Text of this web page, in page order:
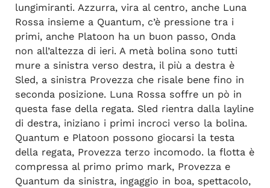
lungimiranti. Azzurra, vira al centro, anche Luna
Rossa insieme a Quantum, c’è pressione tra i
primi, anche Platoon ha un buon passo, Onda
non all’altezza di ieri. A metà bolina sono tutti
mure a sinistra verso destra, il più a destra è
Sled, a sinistra Provezza che risale bene fino in
seconda posizione. Luna Rossa soffre un pò in
questa fase della regata. Sled rientra dalla layline
di destra, iniziano i primi incroci verso la bolina.
Quantum e Platoon possono giocarsi la testa
della regata, Provezza terzo incomodo. la flotta è
compressa al primo primo mark, Provezza e
Quantum da sinistra, ingaggio in boa, spettacolo,